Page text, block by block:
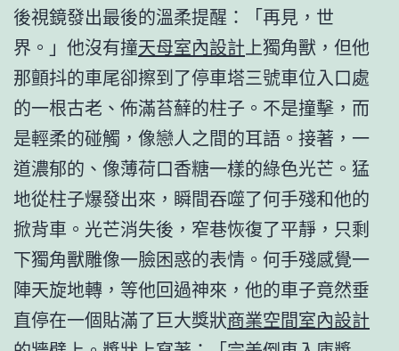
後視鏡發出最後的溫柔提醒：「再見，世
界。」他沒有撞天母室內設計 上獨角獸，但他
那顫抖的車尾卻擦到了停車塔三號車位入口處
的一根古老、佈滿苔蘚的柱子。不是撞擊，而
是輕柔的碰觸，像戀人之間的耳語。接著，一
道濃郁的、像薄荷口香糖一樣的綠色光芒。猛
地從柱子爆發出來，瞬間吞噬了何手殘和他的
掀背車。光芒消失後，窄巷恢復了平靜，只剩
下獨角獸雕像一臉困惑的表情。何手殘感覺一
陣天旋地轉，等他回過神來，他的車子竟然垂
直停在一個貼滿了巨大獎狀商業空間室內設計